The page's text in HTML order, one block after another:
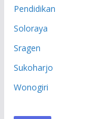
Pendidikan
Soloraya
Sragen
Sukoharjo
Wonogiri